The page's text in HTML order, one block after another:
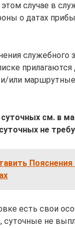
случае в
о датах
служебного
или
см. в
не
есть свои
не